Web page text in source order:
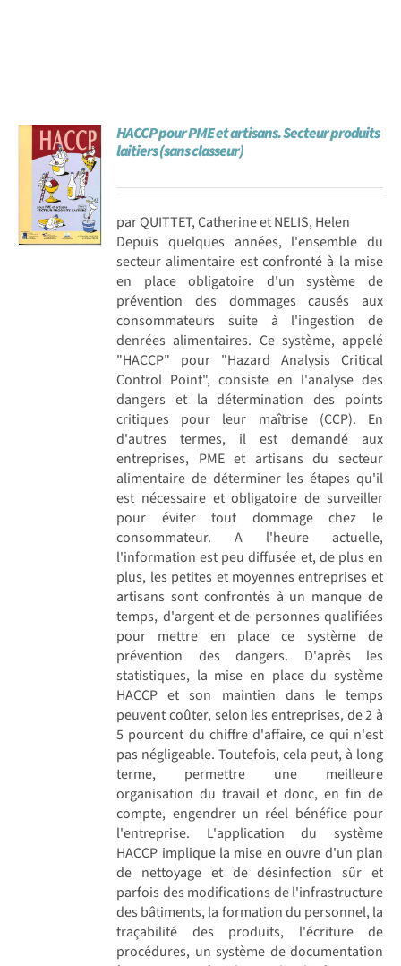
HACCP pour PME et artisans. Secteur produits
laitiers (sans classeur)
par QUITTET, Catherine et NELIS, Helen
Depuis quelques années, l'ensemble du
secteur alimentaire est confronté à la mise
en place obligatoire d'un système de
prévention des dommages causés aux
consommateurs suite à l'ingestion de
denrées alimentaires. Ce système, appelé
"HACCP" pour "Hazard Analysis Critical
Control Point", consiste en l'analyse des
dangers et la détermination des points
critiques pour leur maîtrise (CCP). En
d'autres termes, il est demandé aux
entreprises, PME et artisans du secteur
alimentaire de déterminer les étapes qu'il
est nécessaire et obligatoire de surveiller
pour éviter tout dommage chez le
consommateur. A l'heure actuelle,
l'information est peu diffusée et, de plus en
plus, les petites et moyennes entreprises et
artisans sont confrontés à un manque de
temps, d'argent et de personnes qualifiées
pour mettre en place ce système de
prévention des dangers. D'après les
statistiques, la mise en place du système
HACCP et son maintien dans le temps
peuvent coûter, selon les entreprises, de 2 à
5 pourcent du chiffre d'affaire, ce qui n'est
pas négligeable. Toutefois, cela peut, à long
terme, permettre une meilleure
organisation du travail et donc, en fin de
compte, engendrer un réel bénéfice pour
l'entreprise. L'application du système
HACCP implique la mise en ouvre d'un plan
de nettoyage et de désinfection sûr et
parfois des modifications de l'infrastructure
des bâtiments, la formation du personnel, la
traçabilité des produits, l'écriture de
procédures, un système de documentation